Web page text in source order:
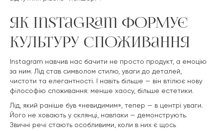
Як Instagram формує
культуру споживання
Instagram навчив нас бачити не просто продукт, а емоцію
за ним. Лід став символом стилю, уваги до деталей,
чистоти та елегантності. І навіть більше — він втілює нову
філософію споживання: менше хаосу, більше естетики.
Лід, який раніше був «невидимим», тепер — в центрі уваги.
Його не ховають у склянці, навпаки — демонструють.
Звичні речі стають особливими, коли в них є щось